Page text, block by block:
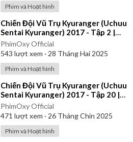
Phim và Hoạt hình
⁣Chiến Đội Vũ Trụ Kyuranger (Uchuu
Sentai Kyuranger) 2017 - Tập 2 |
Thuyết Minh
PhimOxy Official
543 lượt xem · 28 Tháng Hai 2025
Phim và Hoạt hình
⁣Chiến Đội Vũ Trụ Kyuranger (Uchuu
Sentai Kyuranger) 2017 - Tập 20 |
Vietsub
PhimOxy Official
471 lượt xem · 26 Tháng Chín 2025
Phim và Hoạt hình